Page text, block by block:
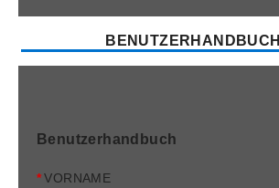
BENUTZERHANDBUCH
Benutzerhandbuch
* VORNAME